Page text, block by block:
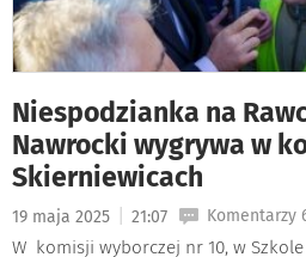
Niespodzianka na
Nawrocki wygrywa w
Skierniewicach
19 maja 2025 21:07 Komentarzy
W komisji wyborczej nr 10, w